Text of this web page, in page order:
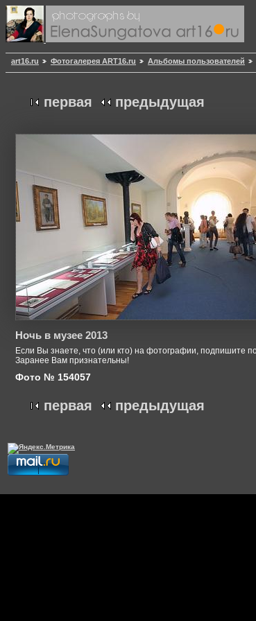
art16.ru Фотогалерея ART16.ru Альбомы пользователей
первая предыдущая
Ночь в музее 2013
Если Вы знаете, что (или кто) на фотографии, подпишите
Заранее Вам признательны!
Фото № 154057
первая предыдущая